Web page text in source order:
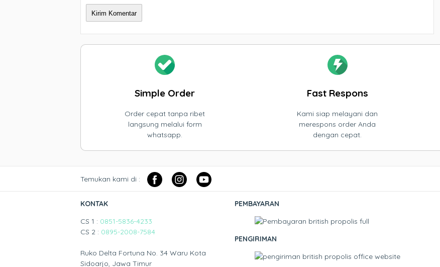
Simple Order
Order cepat tanpa ribet
langsung melalui form
whatsapp.
Fast Respons
Kami siap melayani dan
merespons order Anda
dengan cepat.
Temukan kami di :
KONTAK
CS 1 : 0851-5836-4233
CS 2 : 0895-2008-7584
Ruko Delta Fortuna No. 34 Waru Kota
Sidoarjo, Jawa Timur
PEMBAYARAN
PENGIRIMAN